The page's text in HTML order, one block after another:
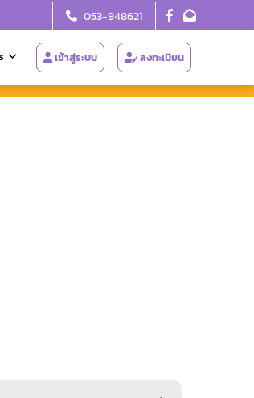
053-948621
เข้าสู่ระบบ ลงทะเบียน